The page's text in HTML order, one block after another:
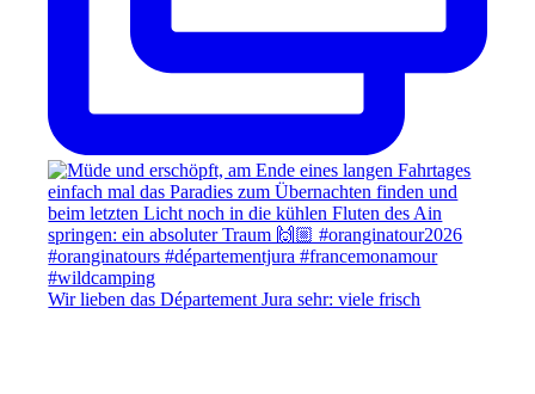
Wir lieben das Département Jura sehr: viele frisch